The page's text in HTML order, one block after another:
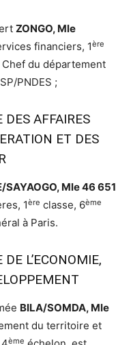
ZONGO, Mle
financiers, 1ère
du département
PNDES ;
AFFAIRES
ET DES
SAYAOGO, Mle 46 651
1ère classe, 6ème
à Paris.
L’ECONOMIE,
BILA/SOMDA, Mle
du territoire et
ème